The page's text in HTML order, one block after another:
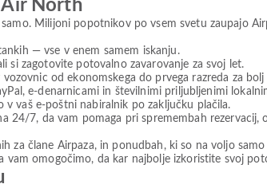
North
Milijoni popotnikov po vsem svetu zaupajo
— vse v enem samem iskanju.
si zagotovite potovalno zavarovanje za svoj let.
od ekonomskega do prvega razreda za
e-denarnicami in številnimi priljubljenimi
vaš e-poštni nabiralnik po zaključku plačila.
24/7, da vam pomaga pri spremembah rezervacij,
za člane Airpaza, in ponudbah, ki so na voljo
vam omogočimo, da kar najbolje izkoristite svoj